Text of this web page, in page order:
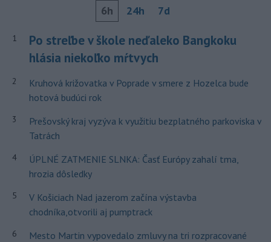
6h 24h 7d
1
Po streľbe v škole neďaleko Bangkoku
hlásia niekoľko mŕtvych
2
Kruhová križovatka v Poprade v smere z Hozelca bude
hotová budúci rok
3
Prešovský kraj vyzýva k využitiu bezplatného parkoviska v
Tatrách
4
ÚPLNÉ ZATMENIE SLNKA: Časť Európy zahalí tma,
hrozia dôsledky
5
V Košiciach Nad jazerom začína výstavba
chodníka,otvorili aj pumptrack
6
Mesto Martin vypovedalo zmluvy na tri rozpracované